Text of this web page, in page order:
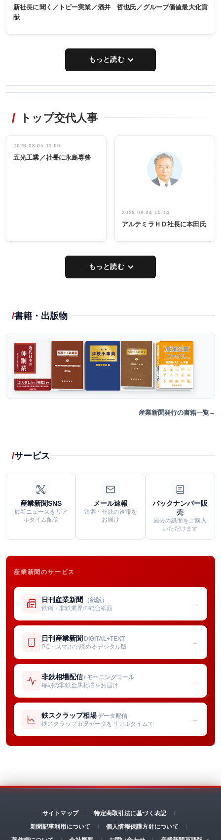
新社長に聞く／トピー実業／酒井 哲也氏／グループ価値最大化貢
献
もっと読む
非鉄業界で
インタビュ
ー／社内ア
タックトレー
祝う 業界関
係者ら220人
出席
トップ交代人事
2026.08.05 11:00
五光工業／社長に永島専務
2026.08.04 15:14
アルテミラＨＤ社長に本田氏
もっと読む
書籍・出版物
産業新聞発行の書籍一覧
サービス
産業新聞SNS
最新ニュースをリア
ルタイム配信
メール速報
鉄鋼・非鉄の速報を
お届け
バックナンバー販
売
過去の紙面をご購入
いただけます
産業新聞のサービス
日刊産業新聞 （紙版）
鉄鋼・非鉄業界の総合紙面
→
日刊産業新聞 DIGITAL+TEXT
PC・スマホで読めるデジタル版
→
非鉄相場配信/ モーニングコール
毎朝の非鉄金属相場をお届け
→
鉄スクラップ相場 データ配信
鉄スクラップ市況データをリアルタイムで
→
サイトマップ
特定商取引法に基づく表記
新聞記事利用について
個人情報保護方針について